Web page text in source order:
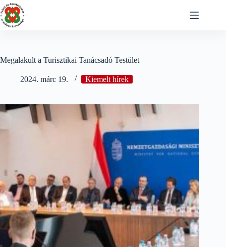
Skip
to
content
Megalakult a Turisztikai Tanácsadó Testület
2024. márc 19. Kiemelt hírek